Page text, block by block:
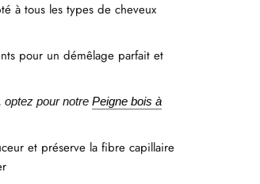
à tous les types de cheveux
pour un démêlage parfait et
optez pour notre Peigne bois à
et préserve la fibre capillaire